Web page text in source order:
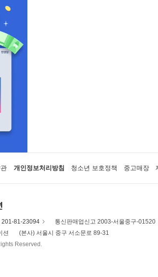
개인정보처리방침 청소년 보호정책 중고매장
201-81-23094 통신판매업신고 2003-서울중구-01520
션
(본사) 서울시 중구 서소문로 89-31
Reserved.